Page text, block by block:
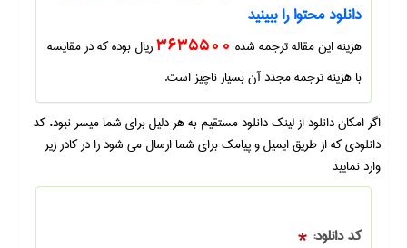
دانلود محتوا را ببینید
هزینه این مقاله ترجمه شده 3635500ریال بوده که در مقایسه
با هزینه ترجمه مجدد آن بسیار ناچیز است.
اگر امکان دانلود از لینک دانلود مستقیم به هر دلیل برای شما میسر نبود، کد
دانلودی که از طریق ایمیل و پیامک برای شما ارسال می شود را در کادر زیر
وارد نمایید
کد دانلود: *